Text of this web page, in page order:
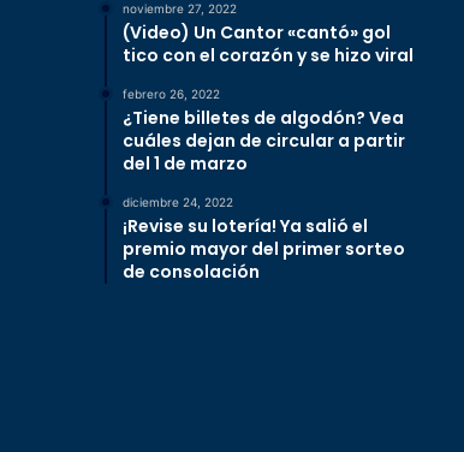
noviembre 27, 2022
(Video) Un Cantor «cantó» gol
tico con el corazón y se hizo viral
febrero 26, 2022
¿Tiene billetes de algodón? Vea
cuáles dejan de circular a partir
del 1 de marzo
diciembre 24, 2022
¡Revise su lotería! Ya salió el
premio mayor del primer sorteo
de consolación